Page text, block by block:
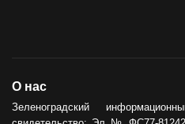
О нас
Зеленоградский